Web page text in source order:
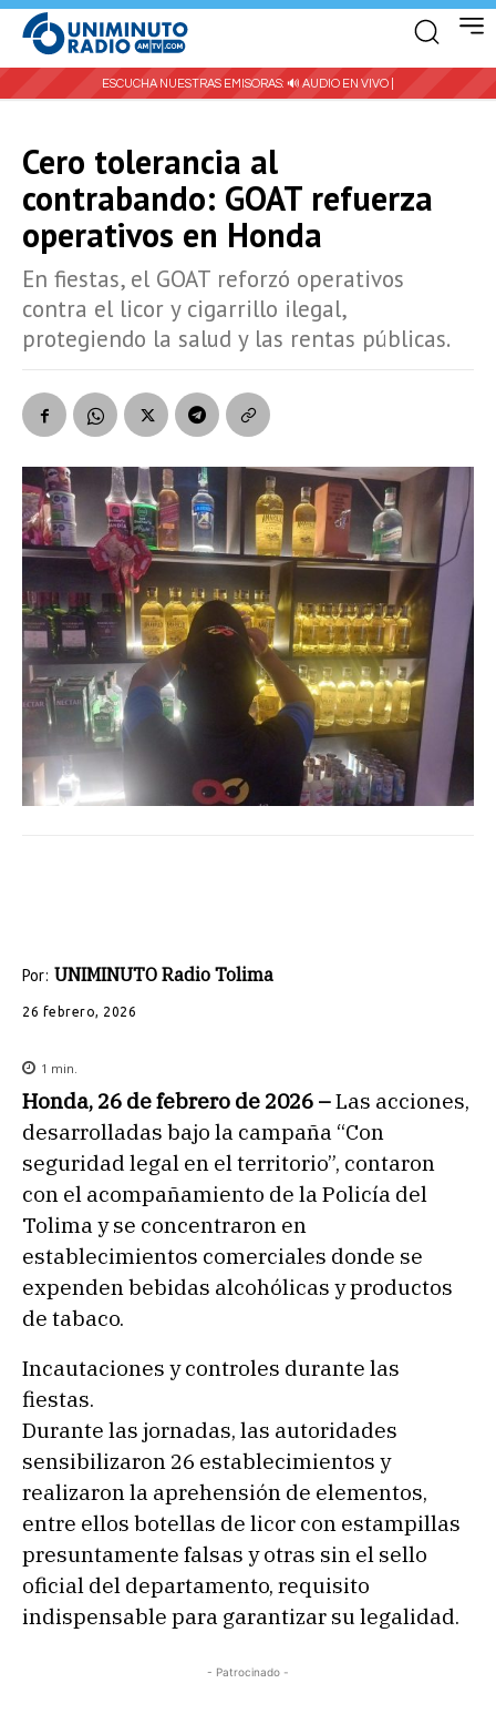
ESCUCHA NUESTRAS EMISORAS: 🔊 AUDIO EN VIVO |
Cero tolerancia al
contrabando: GOAT refuerza
operativos en Honda
En fiestas, el GOAT reforzó operativos
contra el licor y cigarrillo ilegal,
protegiendo la salud y las rentas públicas.
Por: UNIMINUTO Radio Tolima
26 febrero, 2026
1 min.
Honda, 26 de febrero de 2026 –Las acciones,
desarrolladas bajo la campaña “Con
seguridad legal en el territorio”, contaron
con el acompañamiento de la Policía del
Tolima y se concentraron en
establecimientos comerciales donde se
expenden bebidas alcohólicas y productos
de tabaco.
Incautaciones y controles durante las
fiestas.
Durante las jornadas, las autoridades
sensibilizaron 26 establecimientos y
realizaron la aprehensión de elementos,
entre ellos botellas de licor con estampillas
presuntamente falsas y otras sin el sello
oficial del departamento, requisito
indispensable para garantizar su legalidad.
- Patrocinado -